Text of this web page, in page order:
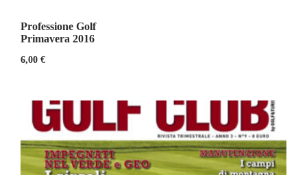
Professione Golf
Primavera 2016
6,00 €